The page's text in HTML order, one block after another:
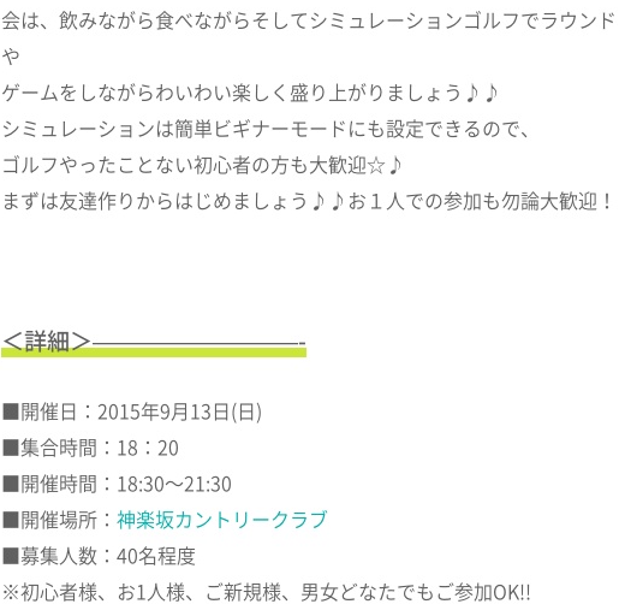
会は、飲みながら食べながらそしてシミュレーションゴルフでラウンド
や
ゲームをしながらわいわい楽しく盛り上がりましょう♪♪
シミュレーションは簡単ビギナーモードにも設定できるので、
ゴルフやったことない初心者の方も大歓迎☆♪
まずは友達作りからはじめましょう♪♪お１人での参加も勿論大歓迎！
＜詳細＞—————————-
■開催日：2015年9月13日(日)
■集合時間：18：20
■開催時間：18:30～21:30
■開催場所： 神楽坂カントリークラブ
■募集人数：40名程度
※初心者様、お1人様、ご新規様、男女どなたでもご参加OK!!